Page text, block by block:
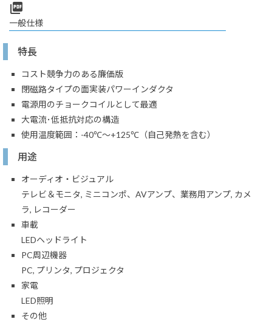
picture_as_pdf
一般仕様
特長
コスト競争力のある廉価版
閉磁路タイプの面実装パワーインダクタ
電源用のチョークコイルとして最適
大電流･低抵抗対応の構造
使用温度範囲：-40℃～+125℃（自己発熱を含む）
用途
オーディオ・ビジュアル
テレビ＆モニタ, ミニコンポ、AVアンプ、業務用アンプ, カメ
ラ, レコーダー
車載
LEDヘッドライト
PC周辺機器
PC, プリンタ, プロジェクタ
家電
LED照明
その他